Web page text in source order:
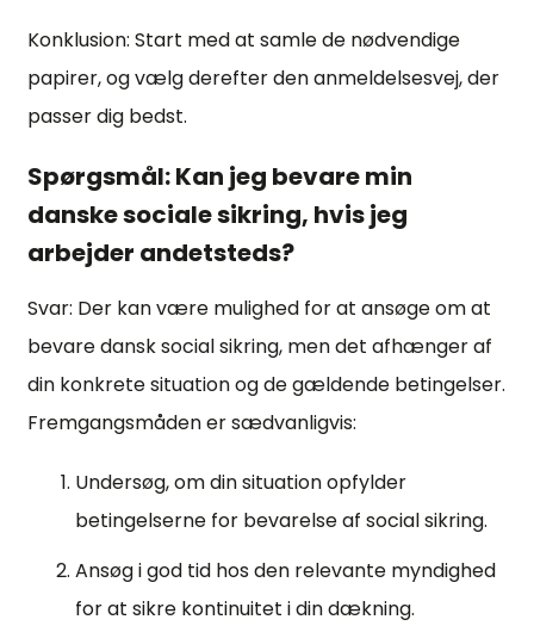
Konklusion: Start med at samle de nødvendige
papirer, og vælg derefter den anmeldelsesvej, der
passer dig bedst.
Spørgsmål: Kan jeg bevare min
danske sociale sikring, hvis jeg
arbejder andetsteds?
Svar: Der kan være mulighed for at ansøge om at
bevare dansk social sikring, men det afhænger af
din konkrete situation og de gældende betingelser.
Fremgangsmåden er sædvanligvis:
Undersøg, om din situation opfylder
betingelserne for bevarelse af social sikring.
Ansøg i god tid hos den relevante myndighed
for at sikre kontinuitet i din dækning.